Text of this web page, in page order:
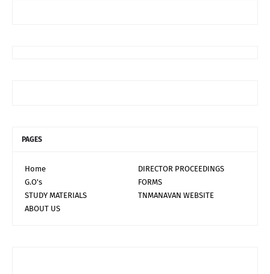
PAGES
Home
DIRECTOR PROCEEDINGS
G.O's
FORMS
STUDY MATERIALS
TNMANAVAN WEBSITE
ABOUT US